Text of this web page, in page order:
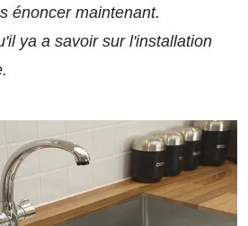
énoncer maintenant.
ya a savoir sur l'installation
.